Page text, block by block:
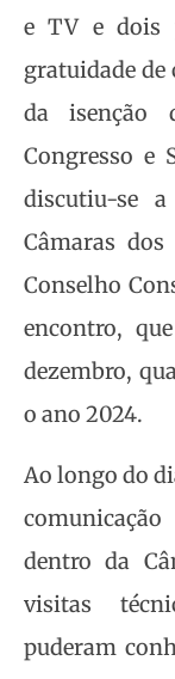
e TV e dois
gratuidade
da isenção
Congresso e
discutiu-se
Câmaras
Conselho
encontro,
dezembro,
o ano 2024.
Ao longo do
dentro da
visitas
puderam